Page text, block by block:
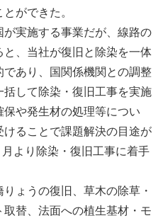
ができた。
実施する事業だが、線路の
、当社が復旧と除染を一体
あり、国関係機関との調整
して除染・復旧工事を実施
や発生材の処理等につい
ることで課題解決の目途が
より除染・復旧工事に着手
ょうの復旧、草木の除草・
替、法面への植生基材・モ